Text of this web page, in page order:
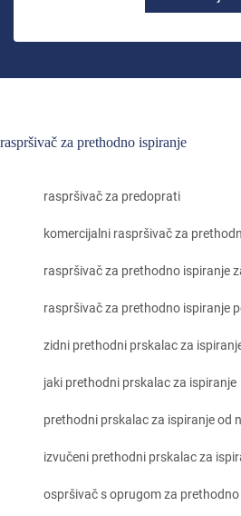
raspršivač za prethodno ispiranje
raspršivač za predoprati
komercijalni raspršivač za
raspršivač za prethodno ispiranje
raspršivač za prethodno ispiranje
zidni prethodni prskalac za
jaki prethodni prskalac za ispiranje
prethodni prskalac za ispiranje od
izvučeni prethodni prskalac za
ospršivač s oprugom za